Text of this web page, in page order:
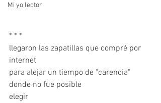
Mi yo lector
* * *
llegaron las zapatillas que compré por
internet
para alejar un tiempo de "carencia"
donde no fue posible
elegir